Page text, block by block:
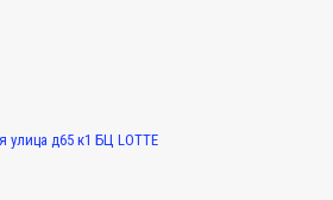
д65 к1 БЦ LOTTE